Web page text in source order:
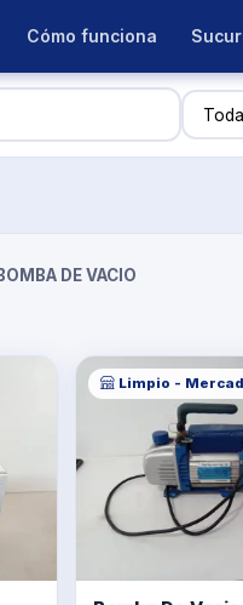
Cómo funciona
BOMBA DE VACIO
Limpio -